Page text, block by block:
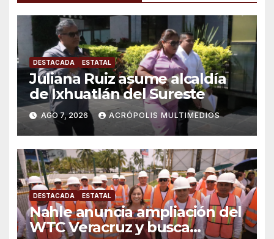
DESTACADA ESTATAL
Juliana Ruiz asume alcaldía
de Ixhuatlán del Sureste
AGO 7, 2026 ACRÓPOLIS MULTIMEDIOS
DESTACADA ESTATAL
Nahle anuncia ampliación del
WTC Veracruz y busca